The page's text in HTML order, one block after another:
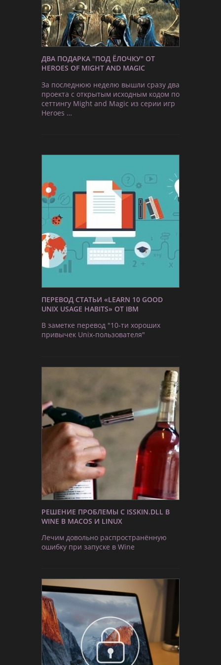
ДВА ПОДАРКА "ПОД ЁЛОЧКУ" ОТ
HEROES OF MIGHT AND MAGIC
За последнюю неделю вышли сразу два
проекта с открытым исходным кодом по
сеттингу Might and Magic из серии игр
Heroes …
ПЕРЕВОД СТАТЬИ «LEARN 10 GOOD
UNIX USAGE HABITS» ОТ IBM
В заметке перевод "10-ти хороших
привычек Unix-пользователя"
РЕШЕНИЕ ПРОБЛЕМЫ С ISSKIN.DLL В
WINE В MACOS И LINUX
Лечим довольно распространённую
ошибку при запуске в Wine